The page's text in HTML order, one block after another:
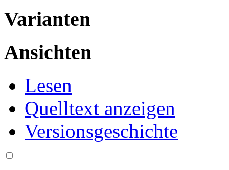
Varianten
Ansichten
Lesen
Quelltext anzeigen
Versionsgeschichte